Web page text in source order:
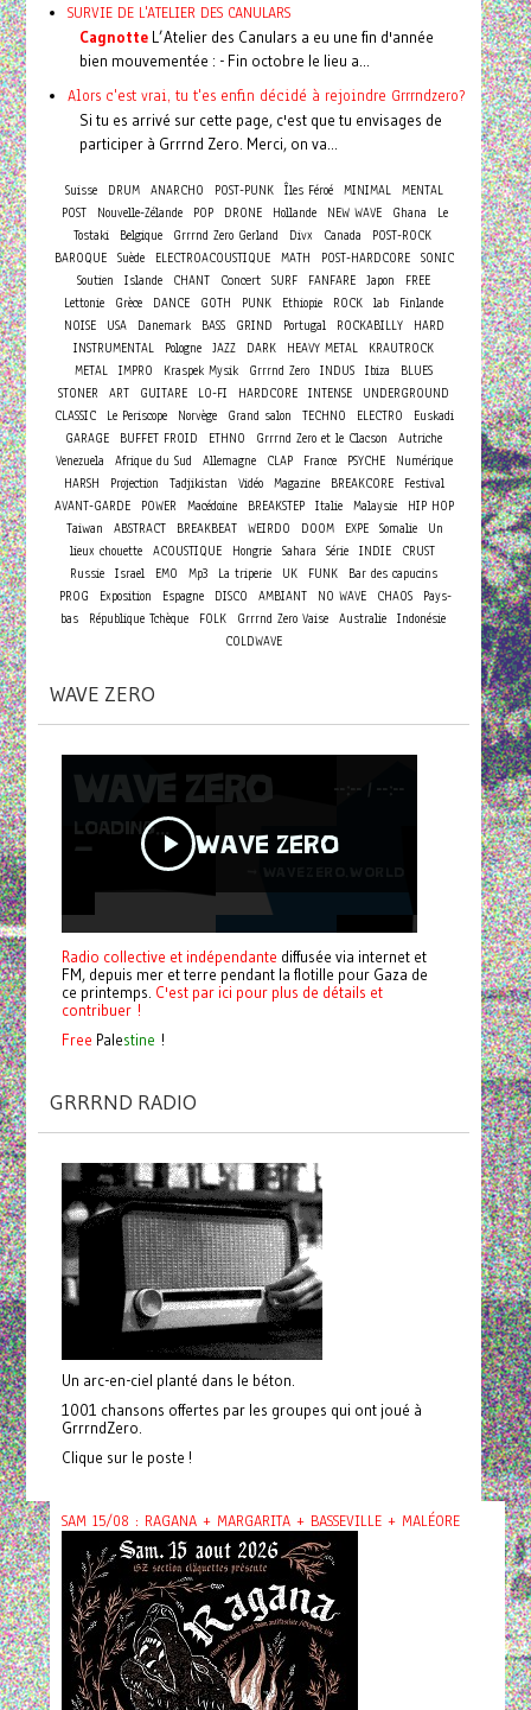
SURVIE DE L'ATELIER DES CANULARS
CagnotteL’Atelier des Canulars a eu une fin d'année
bien mouvementée : - Fin octobre le lieu a...
Alors c'est vrai, tu t'es enfin décidé à rejoindre Grrrndzero?
Si tu es arrivé sur cette page, c'est que tu envisages de
participer à Grrrnd Zero. Merci, on va...
Suisse DRUM ANARCHO POST-PUNK Îles Féroé MINIMAL
MENTAL
POST
Nouvelle-Zélande POP DRONE Hollande NEW WAVE Ghana
Le
Tostaki
Belgique Grrrnd Zero Gerland Divx Canada
POST-ROCK
BAROQUE
Suède ELECTROACOUSTIQUE MATH POST-HARDCORE
SONIC
Soutien
Islande CHANT Concert SURF FANFARE Japon
FREE
Lettonie
Grèce DANCE GOTH PUNK Ethiopie ROCK lab
Finlande
NOISE
USA Danemark BASS GRIND Portugal ROCKABILLY
HARD
INSTRUMENTAL
Pologne JAZZ DARK HEAVY METAL
KRAUTROCK
METAL IMPRO Kraspek Mysik Grrrnd Zero INDUS Ibiza
BLUES
STONER
ART GUITARE LO-FI HARDCORE INTENSE
UNDERGROUND
CLASSIC
Le Periscope Norvège Grand salon TECHNO ELECTRO
Euskadi
GARAGE
BUFFET FROID ETHNO Grrrnd Zero et le Clacson
Autriche
Venezuela
Afrique du Sud Allemagne CLAP France PSYCHE
Numérique
HARSH
Projection Tadjikistan Vidéo Magazine BREAKCORE
Festival
AVANT-GARDE
POWER Macédoine BREAKSTEP Italie Malaysie
HIP HOP
Taiwan
ABSTRACT BREAKBEAT WEIRDO DOOM EXPE Somalie
Un
lieux chouette ACOUSTIQUE Hongrie Sahara Série INDIE
CRUST
Russie Israel EMO Mp3 La triperie UK FUNK
Bar des capucins
PROG
Exposition Espagne DISCO AMBIANT NO WAVE CHAOS
Pays-
bas
République Tchèque FOLK Grrrnd Zero Vaise Australie
Indonésie
COLDWAVE
WAVE ZERO
Radio collective et indépendante diffusée via internet et
FM, depuis mer et terre pendant la flotille pour Gaza de
ce printemps. C'est par ici pour plus de détails et
contribuer !
Free Palestine !
GRRRND RADIO
Un arc-en-ciel planté dans le béton.
1001 chansons offertes par les groupes qui ont joué à
GrrrndZero.
Clique sur le poste !
SAM 15/08 : RAGANA + MARGARITA + BASSEVILLE + MALÉORE